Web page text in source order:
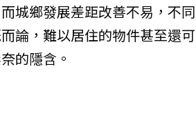
城鄉發展差距改善不易，不同
論，難以居住的物件甚至還可
的隱含。